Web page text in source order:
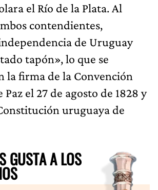
el Río de la Plata. Al
contendientes,
de Uruguay
tapón», lo que se
la firma de la Convención
el 27 de agosto de 1828 y
uruguaya de
GUSTA A LOS